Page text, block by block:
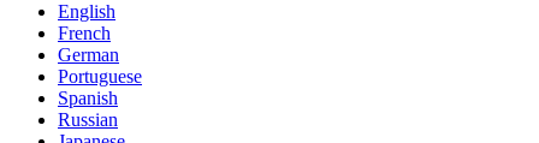
English
French
German
Portuguese
Spanish
Russian